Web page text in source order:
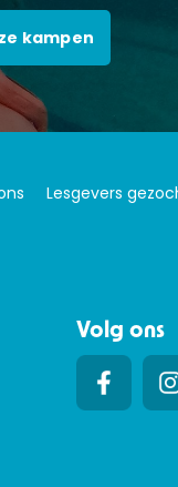
kampen
Lesgevers
Volg ons